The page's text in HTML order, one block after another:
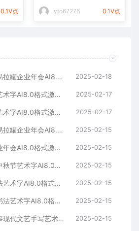
0.1V点
vto67276
0.1V点
遂风领航向阳而生易拉罐企业年会AI8.0格式激光打标文件通用矢量图 2025-02-18
年年有余新春贺词艺术字AI8.0格式激光打标文件通用矢量图 2025-02-17
在一起赢未来书法艺术字AI8.0格式激光打标文件通用矢量图 2025-02-17
前途似海未来可期易拉罐企业年会AI8.0格式激光打标文件通用矢量图 2025-02-15
携手共赢易拉罐企业年会AI8.0格式激光打标文件通用矢量图 2025-02-15
皓月当空桃李满园中秋节艺术字AI8.0格式激光打标文件通用矢量图 2025-02-15
元宵节节日祝福书法艺术字AI8.0格式激光打标文件通用矢量图 2025-02-15
月满中秋节日祝福书法艺术字AI8.0格式激光打标文件通用矢量图 2025-02-15
人间四季今日茶饭事现代文艺手写艺术字AI8.0格式激光打标文件通用矢量图 2025-02-15